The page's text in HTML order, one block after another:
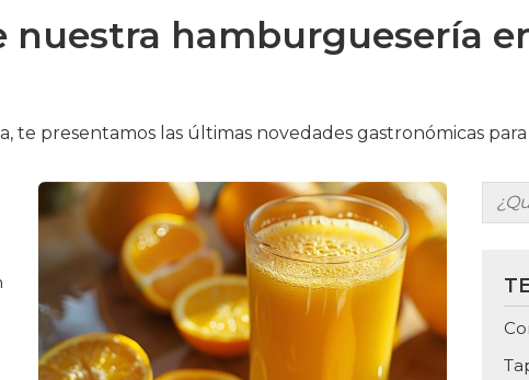
hamburguesería
te presentamos las últimas novedades gastronómicas